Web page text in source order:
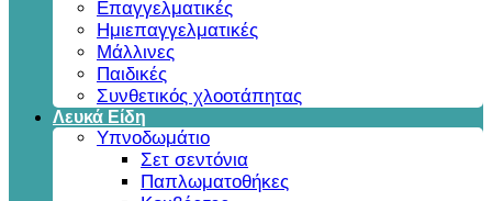
Επαγγελματικές
Ημιεπαγγελματικές
Μάλλινες
Παιδικές
Συνθετικός χλοοτάπητας
Λευκά Είδη
Υπνοδωμάτιο
Σετ σεντόνια
Παπλωματοθήκες